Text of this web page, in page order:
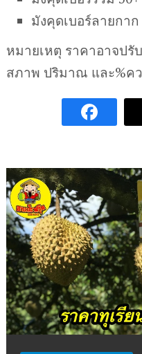
มังคุดเบอร์ลายกาก
หมายเหตุ ราคาอาจป
สภาพ ปริมาณ และ%ค